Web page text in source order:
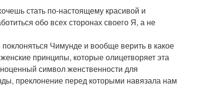
стать по-настоящему красивой и
обо всех сторонах своего Я, а не
Чимунде и вообще верить в какое
принципы, которые олицетворяет эта
символ женственности для
преклонение перед которыми навязала нам